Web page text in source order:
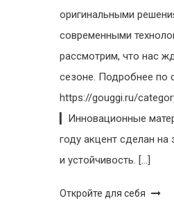
оригинальными
современными
рассмотрим, что нас
сезоне. Подробнее по
https://gouggi.ru/
▎Инновационные
году акцент сделан на
и устойчивость. […]
Откройте для себя